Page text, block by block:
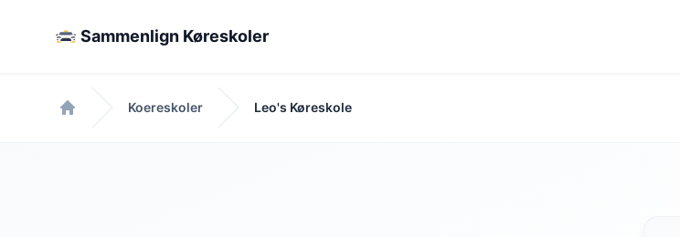
Sammenlign Køreskoler
Forside
Koereskoler Leo's Køreskole